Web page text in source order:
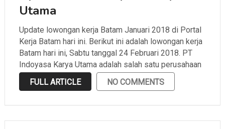
Utama
Update lowongan kerja Batam Januari 2018 di Portal
Kerja Batam hari ini. Berikut ini adalah lowongan kerja
Batam hari ini, Sabtu tanggal 24 Februari 2018. PT
Indoyasa Karya Utama adalah salah satu perusahaan
penyalur tenaga kerja di Kota Batam. Supaya kamu
tidak ketinggalan informasi lowongan kerja Batam
FULL ARTICLE NO COMMENTS